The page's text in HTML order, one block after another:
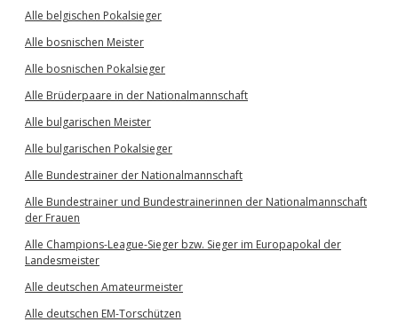
Alle belgischen Pokalsieger
Alle bosnischen Meister
Alle bosnischen Pokalsieger
Alle Brüderpaare in der Nationalmannschaft
Alle bulgarischen Meister
Alle bulgarischen Pokalsieger
Alle Bundestrainer der Nationalmannschaft
Alle Bundestrainer und Bundestrainerinnen der Nationalmannschaft
der Frauen
Alle Champions-League-Sieger bzw. Sieger im Europapokal der
Landesmeister
Alle deutschen Amateurmeister
Alle deutschen EM-Torschützen